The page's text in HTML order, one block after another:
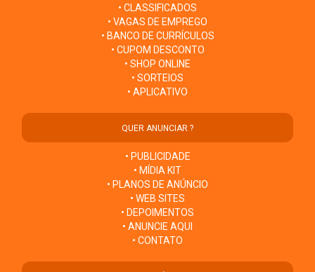
• CLASSIFICADOS
• VAGAS DE EMPREGO
• BANCO DE CURRÍCULOS
• CUPOM DESCONTO
• SHOP ONLINE
• SORTEIOS
• APLICATIVO
QUER ANUNCIAR ?
• PUBLICIDADE
• MÍDIA KIT
• PLANOS DE ANÚNCIO
• WEB SITES
• DEPOIMENTOS
• ANUNCIE AQUI
• CONTATO